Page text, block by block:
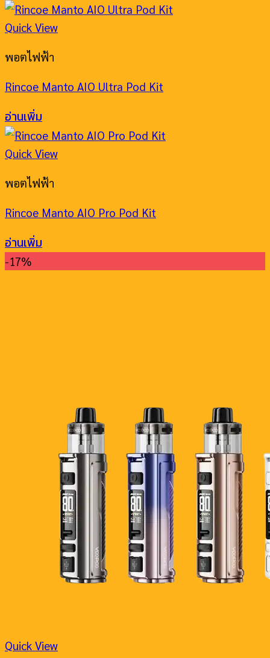
Quick View
พอตไฟฟ้า
Rincoe Manto AIO Ultra Pod Kit
อ่านเพิ่ม
Quick View
พอตไฟฟ้า
Rincoe Manto AIO Pro Pod Kit
อ่านเพิ่ม
-17%
Quick View